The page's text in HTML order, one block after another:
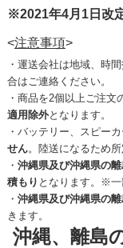
※2021年4月1日改
<注意事項>
・運送会社は地域、時
合はご連絡ください。
・商品を2個以上ご注文
適用除外となります。
・バッテリー、スピー
せん。陸送になるため
・ 沖縄県及び沖縄県の
積もり となります。※一
・ 沖縄県及び沖縄県の
きます。
沖縄、離島